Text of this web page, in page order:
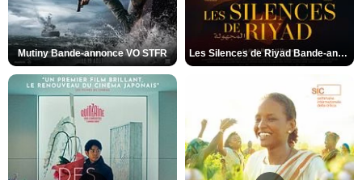
Mutiny Bande-annonce VO STFR Les Silences de Riyad Bande-annonce VO STFR